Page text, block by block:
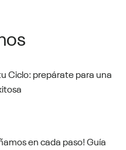
Ciclo: prepárate para una
en cada paso! Guía